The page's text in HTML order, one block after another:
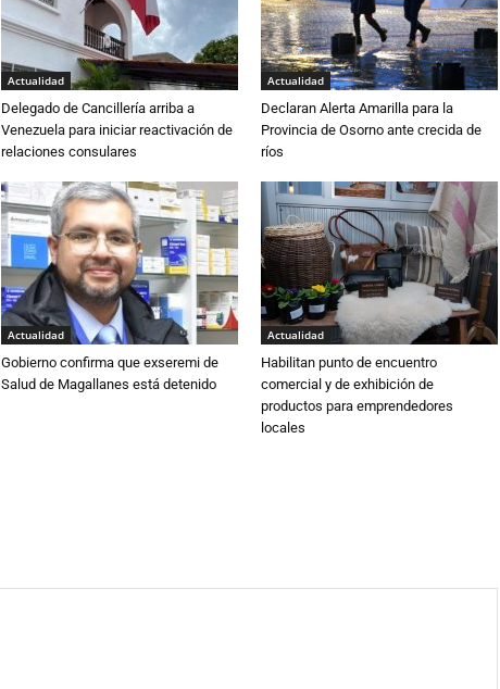
Actualidad
Delegado de Cancillería arriba a
Venezuela para iniciar reactivación de
relaciones consulares
Actualidad
Declaran Alerta Amarilla para la
Provincia de Osorno ante crecida de
ríos
Actualidad
Gobierno confirma que exseremi de
Salud de Magallanes está detenido
Actualidad
Habilitan punto de encuentro
comercial y de exhibición de
productos para emprendedores
locales